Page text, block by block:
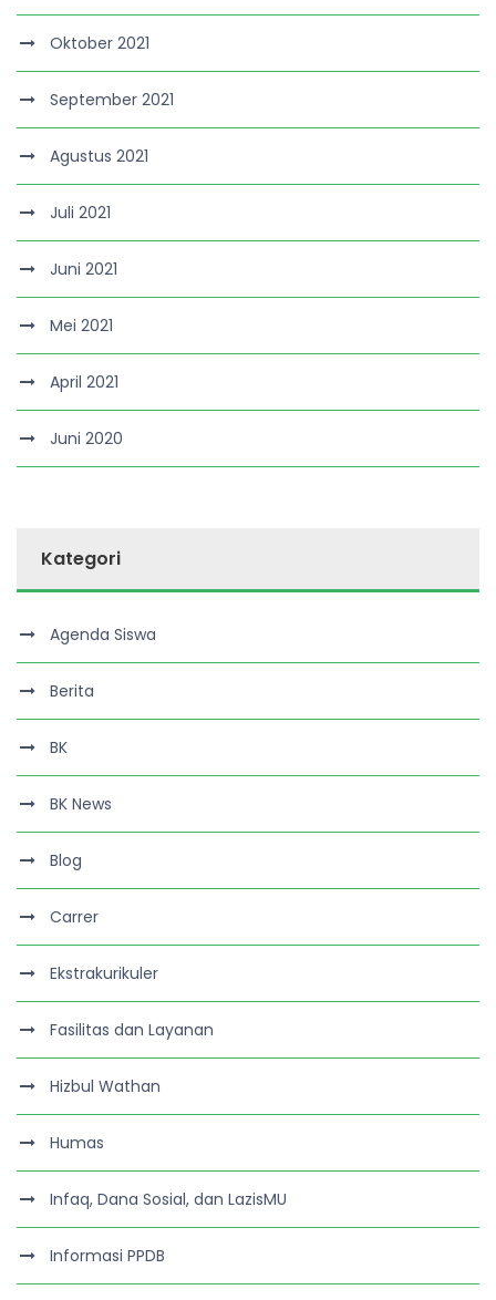
Oktober 2021
September 2021
Agustus 2021
Juli 2021
Juni 2021
Mei 2021
April 2021
Juni 2020
Kategori
Agenda Siswa
Berita
BK
BK News
Blog
Carrer
Ekstrakurikuler
Fasilitas dan Layanan
Hizbul Wathan
Humas
Infaq, Dana Sosial, dan LazisMU
Informasi PPDB